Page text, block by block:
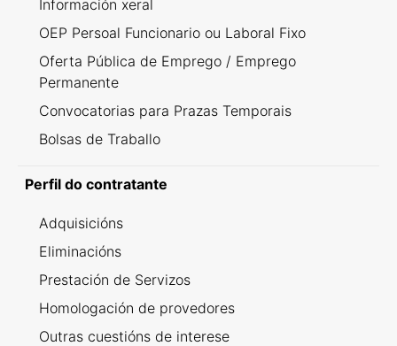
Información xeral
OEP Persoal Funcionario ou Laboral Fixo
Oferta Pública de Emprego / Emprego
Permanente
Convocatorias para Prazas Temporais
Bolsas de Traballo
Perfil do contratante
Adquisicións
Eliminacións
Prestación de Servizos
Homologación de provedores
Outras cuestións de interese